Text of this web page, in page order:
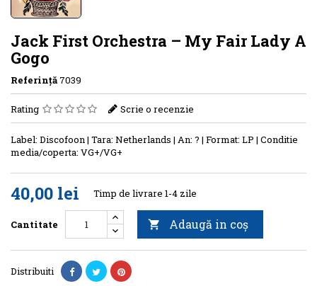
Jack First Orchestra ‎– My Fair Lady A
Gogo
Referinţă 7039
Rating Scrie o recenzie
Label: Discofoon | Tara: Netherlands | An: ? | Format: LP | Conditie
media/coperta: VG+/VG+
40,00 lei Timp de livrare 1-4 zile
Cantitate  Adaugă in coş
Distribuiti